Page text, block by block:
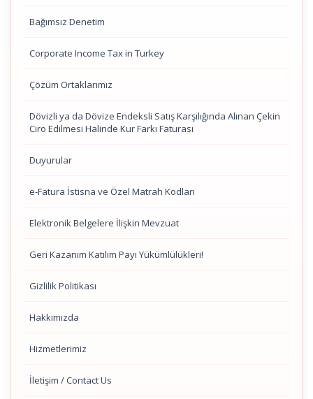
Bağımsız Denetim
Corporate Income Tax in Turkey
Çözüm Ortaklarımız
Dövizli ya da Dövize Endeksli Satış Karşılığında Alınan Çekin
Ciro Edilmesi Halinde Kur Farkı Faturası
Duyurular
e-Fatura İstisna ve Özel Matrah Kodları
Elektronik Belgelere İlişkin Mevzuat
Geri Kazanım Katılım Payı Yükümlülükleri!
Gizlilik Politikası
Hakkımızda
Hizmetlerimiz
İletişim / Contact Us